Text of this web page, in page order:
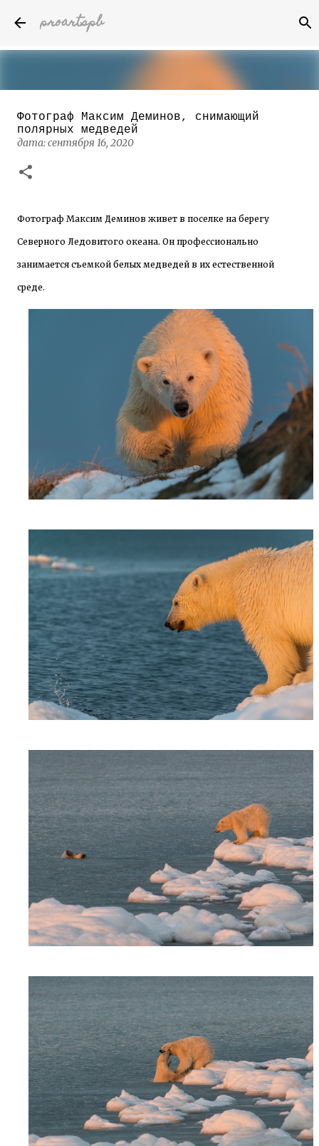
proartspb
Бумажные скульптуры канадского
художника Келвина Николса (Calvin
Nicholls)
Фотограф Максим Деминов, снимающий
полярных медведей
дата:сентября 16, 2020
Фотограф Максим Деминов живет в поселке на берегу
Северного Ледовитого океана. Он профессионально
занимается съемкой белых медведей в их естественной
среде.